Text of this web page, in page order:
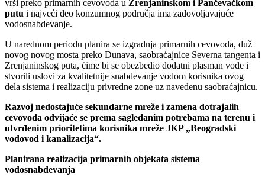
vrši preko primarnih cevovoda u Zrenjaninskom i Pančevačkom
putu i najveći deo konzumnog područja ima zadovoljavajuće
vodosnabdevanje.
U narednom periodu planira se izgradnja primarnih cevovoda, duž
novog novog mosta preko Dunava, saobraćajnice Severna tangenta i
Zrenjaninskog puta, čime bi se obezbedio dodatni plasman vode i
stvorili uslovi za kvalitetnije snabdevanje vodom korisnika ovog
dela sistema i realizaciju privredne zone uz navedenu saobraćajnicu.
Razvoj nedostajuće sekundarne mreže i zamena dotrajalih
cevovoda odvijaće se prema sagledanim potrebama na terenu i
utvrđenim prioritetima korisnika mreže JKP „Beogradski
vodovod i kanalizacija“.
Planirana realizacija primarnih objekata sistema
vodosnabdevanja